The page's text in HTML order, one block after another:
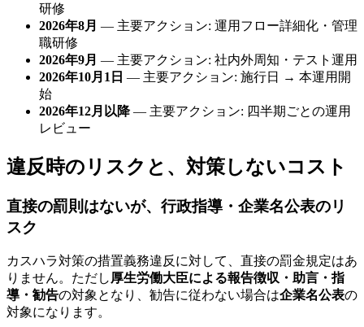
研修
2026年8月 — 主要アクション: 運用フロー詳細化・管理
職研修
2026年9月 — 主要アクション: 社内外周知・テスト運用
2026年10月1日 — 主要アクション: 施行日 → 本運用開
始
2026年12月以降— 主要アクション: 四半期ごとの運用
レビュー
違反時のリスクと、対策しないコスト
直接の罰則はないが、行政指導・企業名公表のリ
スク
カスハラ対策の措置義務違反に対して、直接の罰金規定はあ
りません。ただし厚生労働大臣による報告徴収・助言・指
導・勧告の対象となり、勧告に従わない場合は企業名公表の
対象になります。